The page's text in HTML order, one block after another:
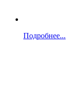
Подробнее...